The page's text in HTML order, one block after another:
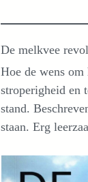
De melkvee
Hoe de wens
stroperigheid en
stand.
staan. Erg